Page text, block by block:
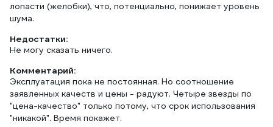
лопасти (желобки), что, потенциально, понижает уровень
шума.
Недостатки:
Не могу сказать ничего.
Комментарий:
Эксплуатация пока не постоянная. Но соотношение
заявленных качеств и цены - радуют. Четыре звезды по
"цена-качество" только потому, что срок использования
"никакой". Время покажет.